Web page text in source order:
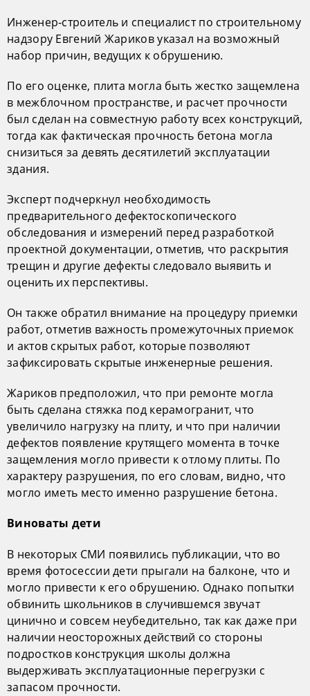
Инженер‑строитель и специалист по строительному
надзору Евгений Жариков указал на возможный
набор причин, ведущих к обрушению.
По его оценке, плита могла быть жестко защемлена
в межблочном пространстве, и расчет прочности
был сделан на совместную работу всех конструкций,
тогда как фактическая прочность бетона могла
снизиться за девять десятилетий эксплуатации
здания.
Эксперт подчеркнул необходимость
предварительного дефектоскопического
обследования и измерений перед разработкой
проектной документации, отметив, что раскрытия
трещин и другие дефекты следовало выявить и
оценить их перспективы.
Он также обратил внимание на процедуру приемки
работ, отметив важность промежуточных приемок
и актов скрытых работ, которые позволяют
зафиксировать скрытые инженерные решения.
Жариков предположил, что при ремонте могла
быть сделана стяжка под керамогранит, что
увеличило нагрузку на плиту, и что при наличии
дефектов появление крутящего момента в точке
защемления могло привести к отлому плиты. По
характеру разрушения, по его словам, видно, что
могло иметь место именно разрушение бетона.
Виноваты дети
В некоторых СМИ появились публикации, что во
время фотосессии дети прыгали на балконе, что и
могло привести к его обрушению. Однако попытки
обвинить школьников в случившемся звучат
цинично и совсем неубедительно, так как даже при
наличии неосторожных действий со стороны
подростков конструкция школы должна
выдерживать эксплуатационные перегрузки с
запасом прочности.